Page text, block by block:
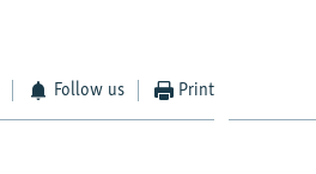
Follow us Print